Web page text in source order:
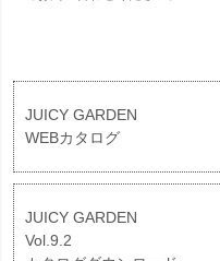
JUICY GARDEN
WEBカタログ
JUICY GARDEN
Vol.9.2